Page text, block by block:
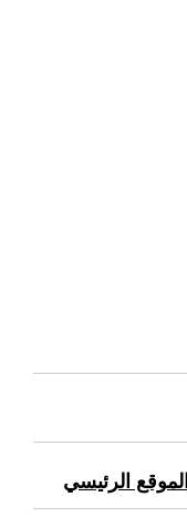
الرئيسي